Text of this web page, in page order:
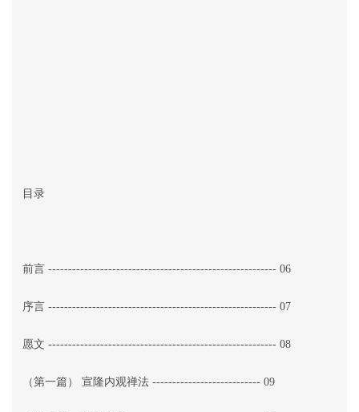
目录
前言 --------------------------------------------------------- 06
序言 --------------------------------------------------------- 07
愿文 --------------------------------------------------------- 08
（第一篇） 宣隆内观禅法 --------------------------- 09